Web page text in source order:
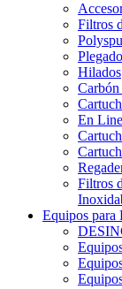
Filtros
Hilados
En
Filtros
Equipos para